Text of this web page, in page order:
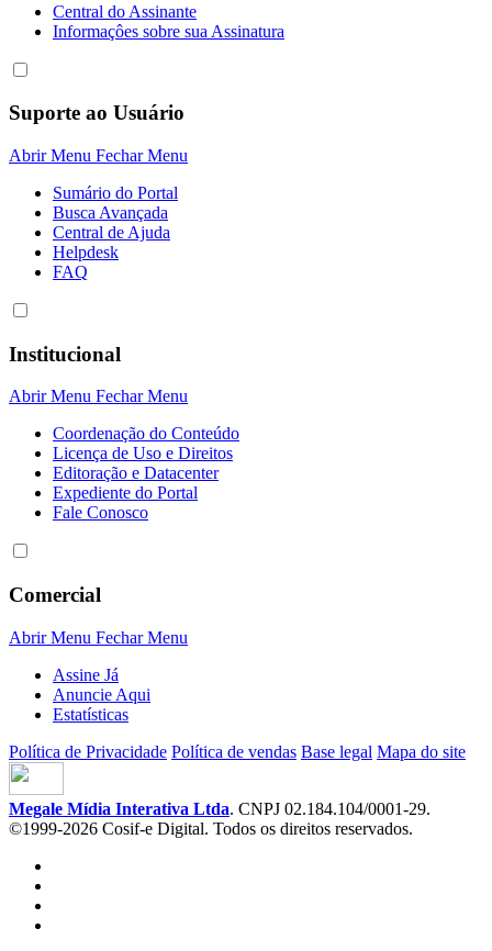
Central do Assinante
Informaçôes sobre sua Assinatura
Suporte ao Usuário
Abrir Menu Fechar Menu
Sumário do Portal
Busca Avançada
Central de Ajuda
Helpdesk
FAQ
Institucional
Abrir Menu Fechar Menu
Coordenação do Conteúdo
Licença de Uso e Direitos
Editoração e Datacenter
Expediente do Portal
Fale Conosco
Comercial
Abrir Menu Fechar Menu
Assine Já
Anuncie Aqui
Estatísticas
Política de Privacidade Política de vendas Base legal Mapa do site
Megale Mídia Interativa Ltda. CNPJ 02.184.104/0001-29.
©1999-2026 Cosif-e Digital. Todos os direitos reservados.